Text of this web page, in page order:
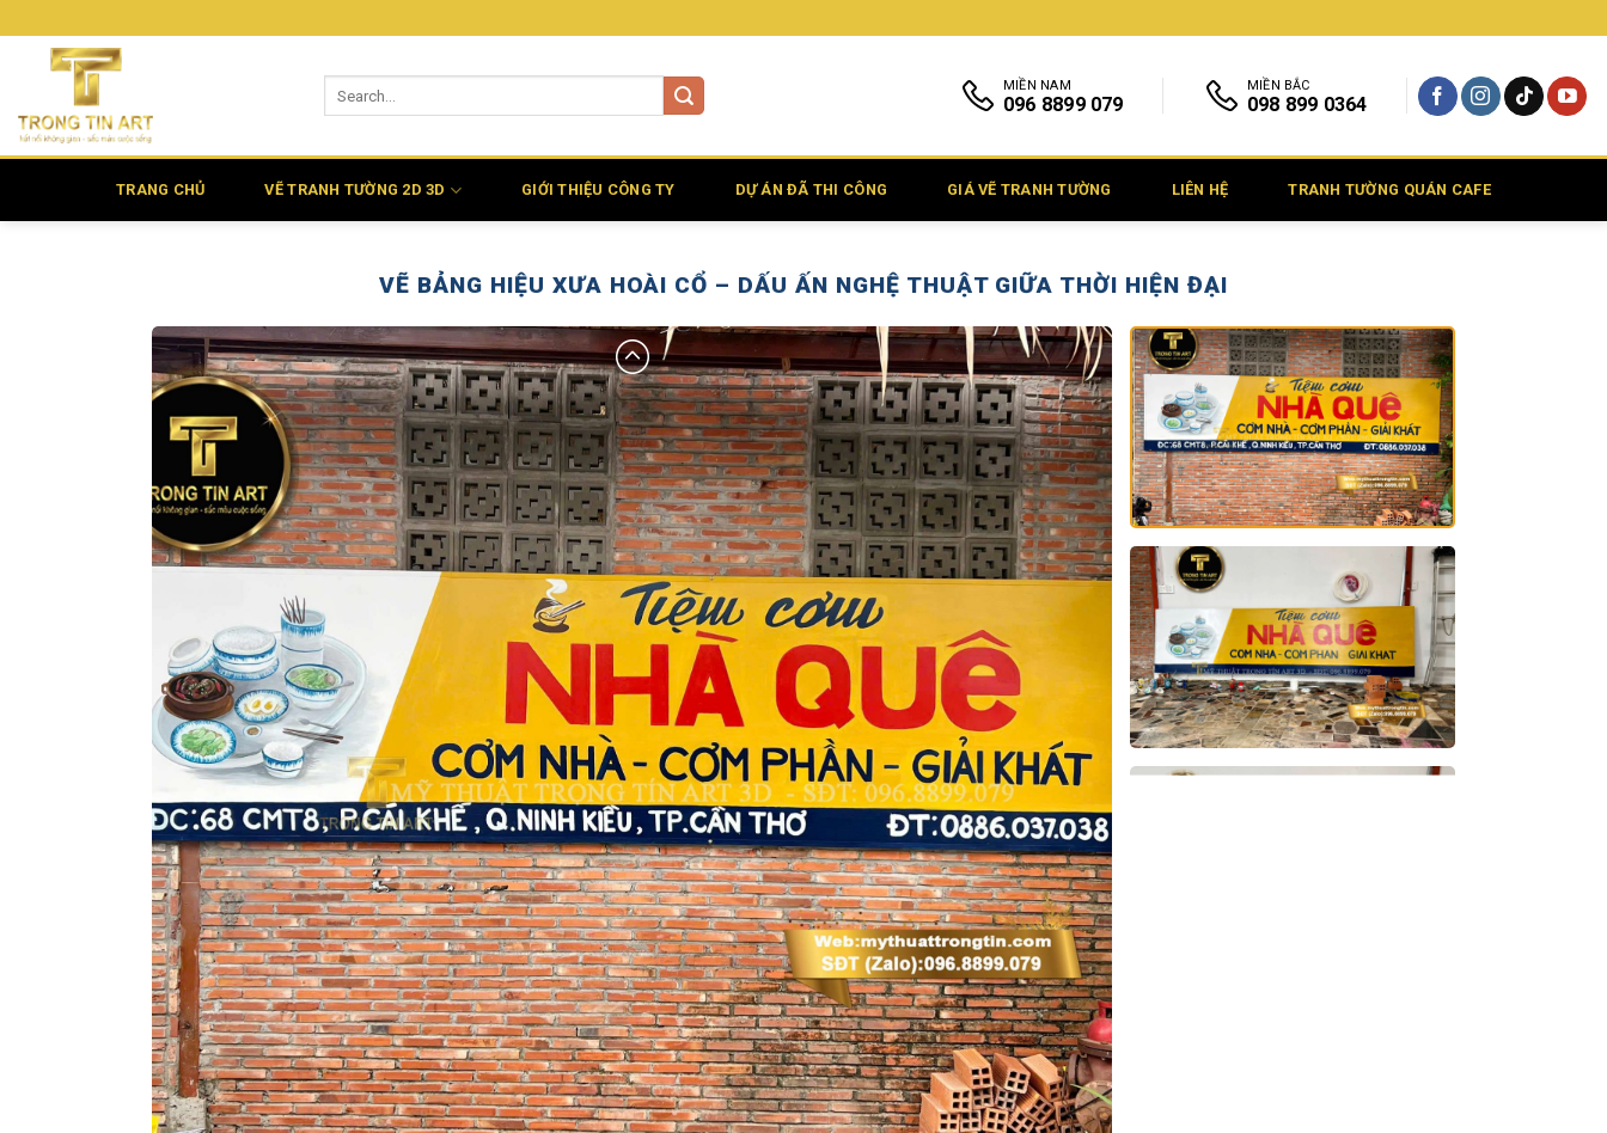
qua
MIỀN NAM
096 8899 079
MIỀN BẮC
098 899 0364
TRANG CHỦ VẼ TRANH TƯỜNG 2D 3D GIỚI THIỆU CÔNG TY DỰ ÁN ĐÃ THI CÔNG GIÁ VẼ TRANH TƯỜNG LIÊN HỆ TRANH TƯỜNG QUÁN CAFE
VẼ BẢNG HIỆU XƯA HOÀI CỔ – DẤU ẤN NGHỆ THUẬT GIỮA THỜI HIỆN ĐẠI